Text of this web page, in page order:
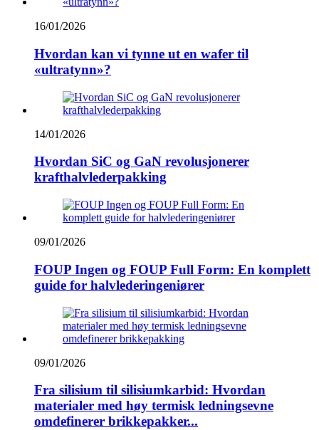
16/01/2026
Hvordan kan vi tynne ut en wafer til
«ultratynn»?
14/01/2026
Hvordan SiC og GaN revolusjonerer
krafthalvlederpakking
09/01/2026
FOUP Ingen og FOUP Full Form: En komplett
guide for halvlederingeniører
09/01/2026
Fra silisium til silisiumkarbid: Hvordan
materialer med høy termisk ledningsevne
omdefinerer brikkepakker...